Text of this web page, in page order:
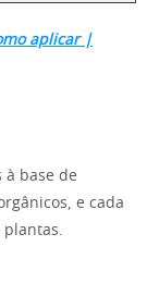
aplicar |
base de
e cada
plantas.